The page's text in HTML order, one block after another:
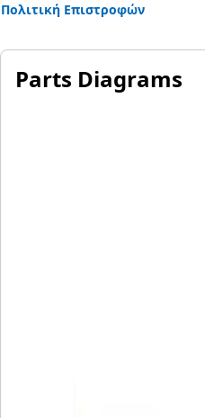
Πολιτική Επιστροφών
Parts Diagrams